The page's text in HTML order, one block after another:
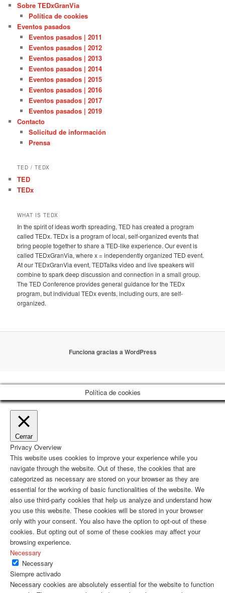
Sobre TEDxGranVia
Política de cookies
Eventos pasados
Eventos pasados | 2011
Eventos pasados | 2012
Eventos pasados | 2013
Eventos pasados | 2014
Eventos pasados | 2015
Eventos pasados | 2016
Eventos pasados | 2017
Eventos pasados | 2019
Contacto
Solicitud de información
Prensa
TED / TEDX
TED
TEDx
WHAT IS TEDX
In the spirit of ideas worth spreading, TED has created a program
called TEDx. TEDx is a program of local, self-organized events that
bring people together to share a TED-like experience. Our event is
called TEDxGranVia, where x = independently organized TED event.
At our TEDxGranVia event, TEDTalks video and live speakers will
combine to spark deep discussion and connection in a small group.
The TED Conference provides general guidance for the TEDx
program, but individual TEDx events, including ours, are self-
organized.
Funciona gracias a WordPress
Política de cookies
Cerrar
Privacy Overview
This website uses cookies to improve your experience while you
navigate through the website. Out of these, the cookies that are
categorized as necessary are stored on your browser as they are
essential for the working of basic functionalities of the website. We
also use third-party cookies that help us analyze and understand how
you use this website. These cookies will be stored in your browser
only with your consent. You also have the option to opt-out of these
cookies. But opting out of some of these cookies may affect your
browsing experience.
Necessary
Necessary
Siempre activado
Necessary cookies are absolutely essential for the website to function